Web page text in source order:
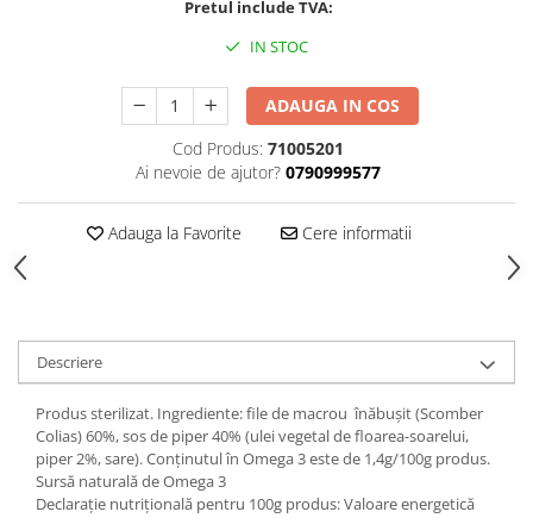
Pretul include TVA:
IN STOC
ADAUGA IN COS
Cod Produs: 71005201
Ai nevoie de ajutor? 0790999577
Adauga la Favorite Cere informatii
Descriere
Produs sterilizat. Ingrediente: file de macrou înăbușit (Scomber
Colias) 60%, sos de piper 40% (ulei vegetal de floarea-soarelui,
piper 2%, sare). Conținutul în Omega 3 este de 1,4g/100g produs.
Sursă naturală de Omega 3
Declarație nutrițională pentru 100g produs: Valoare energetică